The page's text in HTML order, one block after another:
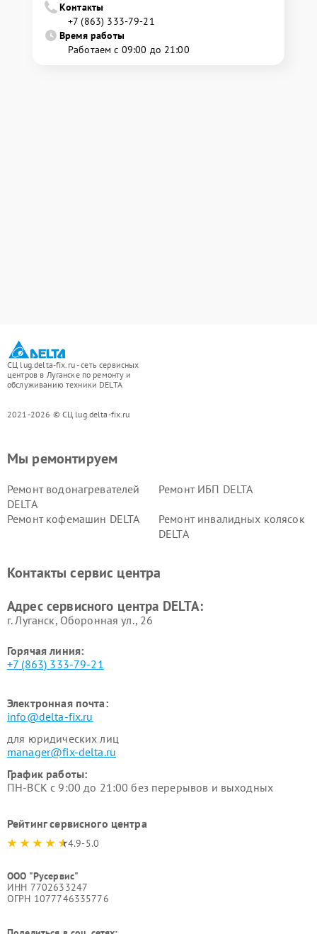
Контакты
+7 (863) 333-79-21
Время работы
Работаем с 09:00 до 21:00
СЦ lug.delta-fix.ru - сеть сервисных
центров в Луганске по ремонту и
обслуживанию техники DELTA
2021-2026 © СЦ lug.delta-fix.ru
Мы ремонтируем
Ремонт водонагревателей
DELTA
Ремонт ИБП DELTA
Ремонт кофемашин DELTA
Ремонт инвалидных колясок
DELTA
Контакты сервис центра
Адрес сервисного центра DELTA:
г. Луганск, Оборонная ул., 26
Горячая линия:
+7 (863) 333-79-21
Электронная почта:
info@delta-fix.ru
для юридических лиц
manager@fix-delta.ru
График работы:
ПН-ВСК с 9:00 до 21:00 без перерывов и выходных
Рейтинг сервисного центра
4.9-5.0
ООО "Русервис"
ИНН 7702633247
ОГРН 1077746335776